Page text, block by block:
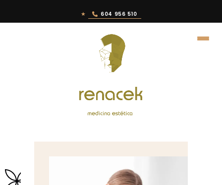
★ 604 956 510